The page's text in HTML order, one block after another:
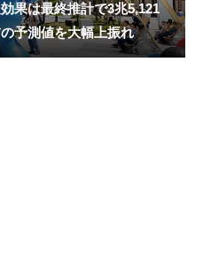
果は最終推計で3兆5,121
予測値を大幅上振れ